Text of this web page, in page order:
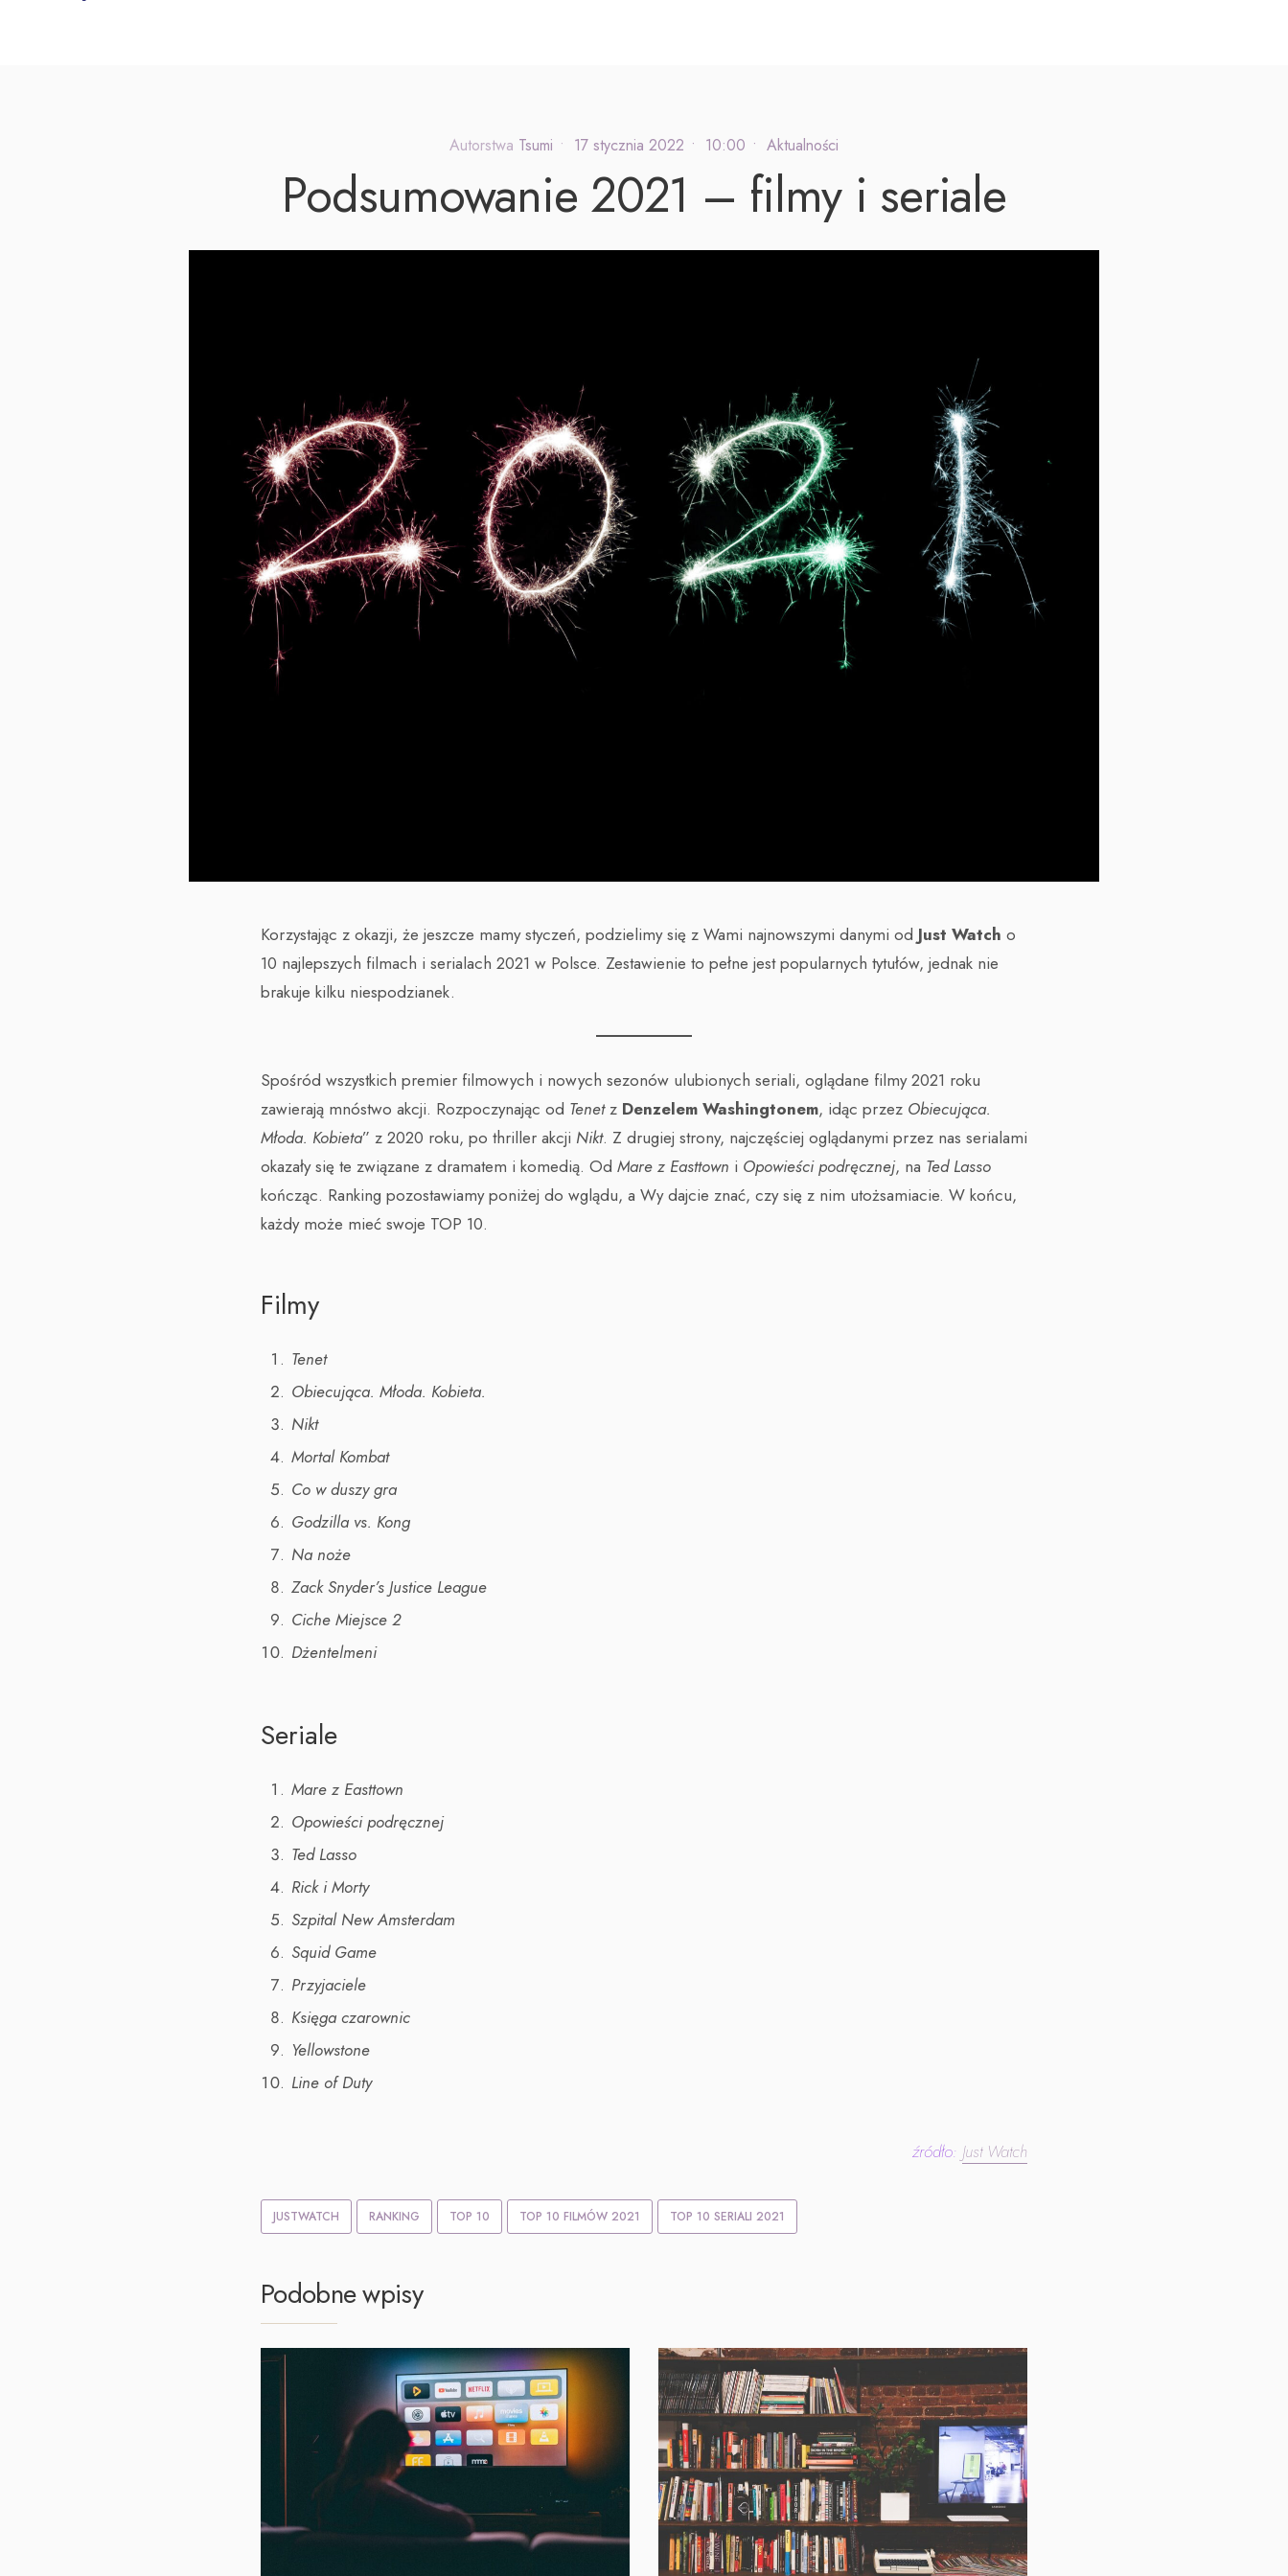
Autorstwa Tsumi • 17 stycznia 2022 • 10:00 • Aktualności
Podsumowanie 2021 – filmy i seriale
Korzystając z okazji, że jeszcze mamy styczeń, podzielimy się z Wami najnowszymi danymi od Just Watch o
10 najlepszych filmach i serialach 2021 w Polsce. Zestawienie to pełne jest popularnych tytułów, jednak nie
brakuje kilku niespodzianek.
Spośród wszystkich premier filmowych i nowych sezonów ulubionych seriali, oglądane filmy 2021 roku
zawierają mnóstwo akcji. Rozpoczynając od Tenetz Denzelem Washingtonem, idąc przez Obiecująca.
Młoda. Kobieta” z 2020 roku, po thriller akcji Nikt. Z drugiej strony, najczęściej oglądanymi przez nas serialami
okazały się te związane z dramatem i komedią. Od Mare z Easttown i Opowieści podręcznej, na Ted Lasso
kończąc. Ranking pozostawiamy poniżej do wglądu, a Wy dajcie znać, czy się z nim utożsamiacie. W końcu,
każdy może mieć swoje TOP 10.
Filmy
Tenet
Obiecująca. Młoda. Kobieta.
Nikt
Mortal Kombat
Co w duszy gra
Godzilla vs. Kong
Na noże
Zack Snyder’s Justice League
Ciche Miejsce 2
Dżentelmeni
Seriale
Mare z Easttown
Opowieści podręcznej
Ted Lasso
Rick i Morty
Szpital New Amsterdam
Squid Game
Przyjaciele
Księga czarownic
Yellowstone
Line of Duty
źródło: Just Watch
JUSTWATCH RANKING TOP 10 TOP 10 FILMÓW 2021 TOP 10 SERIALI 2021
Podobne wpisy